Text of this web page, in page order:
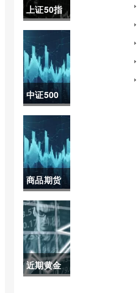
上证50指
数基建股
票(基建50
指数包含
什么股票)
中证500
指数定盘
价格高出
期初的
99(中证
500指数
定盘价格
高于或等
商品期货
基差报告
(国内商品
期货基差
数据报告)
近期黄金